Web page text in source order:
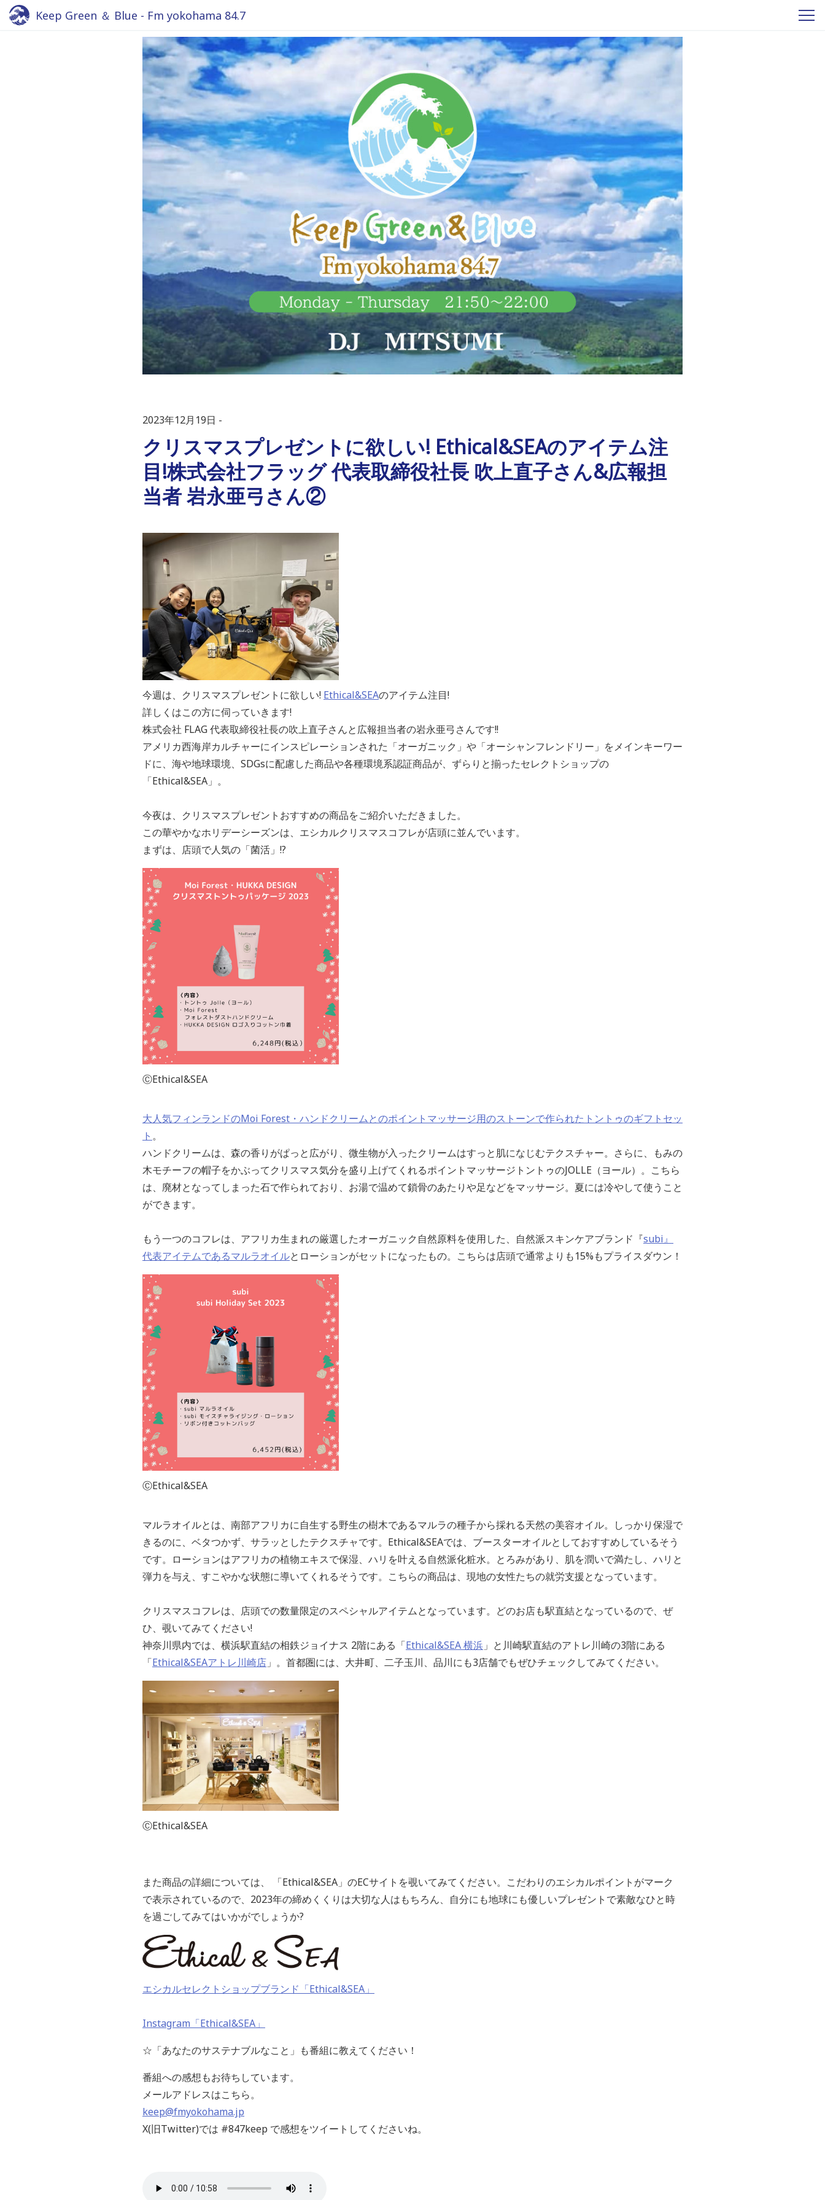
Keep Green ＆ Blue - Fm yokohama 84.7
2023年12月19日
クリスマスプレゼントに欲しい! Ethical&SEAのアイテム注
目!株式会社フラッグ 代表取締役社長 吹上直子さん&広報担
当者 岩永亜弓さん②
今週は、クリスマスプレゼントに欲しい! Ethical&SEAのアイテム注目!
詳しくはこの方に伺っていきます!
株式会社 FLAG 代表取締役社長の吹上直子さんと広報担当者の岩永亜弓さんです!!
アメリカ西海岸カルチャーにインスピレーションされた「オーガニック」や「オーシャンフレンドリー」をメインキーワー
ドに、海や地球環境、SDGsに配慮した商品や各種環境系認証商品が、ずらりと揃ったセレクトショップの
「Ethical&SEA」。
今夜は、クリスマスプレゼントおすすめの商品をご紹介いただきました。
この華やかなホリデーシーズンは、エシカルクリスマスコフレが店頭に並んでいます。
まずは、店頭で人気の「菌活」!?
ⒸEthical&SEA
大人気フィンランドのMoi Forest・ハンドクリームとのポイントマッサージ用のストーンで作られたトントゥのギフトセッ
ト 。
ハンドクリームは、森の香りがぱっと広がり、微生物が入ったクリームはすっと肌になじむテクスチャー。さらに、もみの
木モチーフの帽子をかぶってクリスマス気分を盛り上げてくれるポイントマッサージトントゥのJOLLE（ヨール）。こちら
は、廃材となってしまった石で作られており、お湯で温めて鎖骨のあたりや足などをマッサージ。夏には冷やして使うこと
ができます。
もう一つのコフレは、アフリカ生まれの厳選したオーガニック自然原料を使用した、自然派スキンケアブランド『subi』
代表アイテムであるマルラオイルとローションがセットになったもの。こちらは店頭で通常よりも15%もプライスダウン！
ⒸEthical&SEA
マルラオイルとは、南部アフリカに自生する野生の樹木であるマルラの種子から採れる天然の美容オイル。しっかり保湿で
きるのに、ベタつかず、サラッとしたテクスチャです。Ethical&SEAでは、ブースターオイルとしておすすめしているそう
です。ローションはアフリカの植物エキスで保湿、ハリを叶える自然派化粧水。とろみがあり、肌を潤いで満たし、ハリと
弾力を与え、すこやかな状態に導いてくれるそうです。こちらの商品は、現地の女性たちの就労支援となっています。
クリスマスコフレは、店頭での数量限定のスペシャルアイテムとなっています。どのお店も駅直結となっているので、ぜ
ひ、覗いてみてください!
神奈川県内では、横浜駅直結の相鉄ジョイナス 2階にある「Ethical&SEA 横浜 」と川崎駅直結のアトレ川崎の3階にある
「Ethical&SEAアトレ川崎店 」。首都圏には、大井町、二子玉川、品川にも3店舗でもぜひチェックしてみてください。
ⒸEthical&SEA
また商品の詳細については、 「Ethical&SEA」のECサイトを覗いてみてください。こだわりのエシカルポイントがマーク
で表示されているので、2023年の締めくくりは大切な人はもちろん、自分にも地球にも優しいプレゼントで素敵なひと時
を過ごしてみてはいかがでしょうか?
エシカルセレクトショップブランド「Ethical&SEA」
Instagram「Ethical&SEA」
☆「あなたのサステナブルなこと」も番組に教えてください！
番組への感想もお待ちしています。
メールアドレスはこちら。
keep@fmyokohama.jp
X(旧Twitter)では #847keep で感想をツイートしてくださいね。